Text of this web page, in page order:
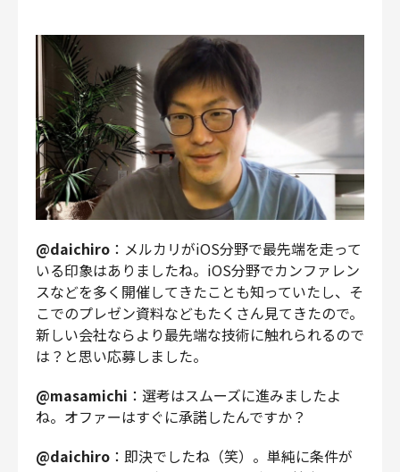
@daichiro ：メルカリがiOS分野で最先端を走って
いる印象はありましたね。iOS分野でカンファレン
スなどを多く開催してきたことも知っていたし、そ
こでのプレゼン資料などもたくさん見てきたので。
新しい会社ならより最先端な技術に触れられるので
は？と思い応募しました。
@masamichi ：選考はスムーズに進みましたよ
ね。オファーはすぐに承諾したんですか？
@daichiro ：即決でしたね（笑）。単純に条件が